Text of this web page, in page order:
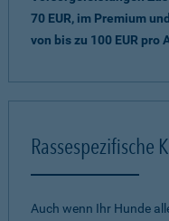
70 EUR, im Premium
von bis zu 100 EUR pro
Rassespezifische
Auch wenn Ihr Hunde